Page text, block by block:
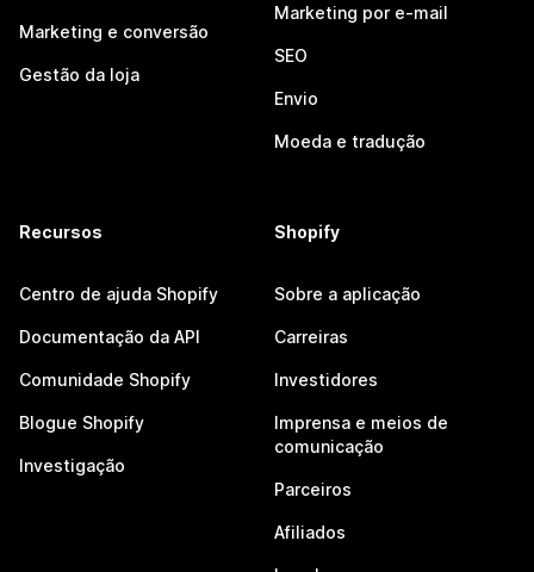
Marketing e conversão
Gestão da loja
Marketing por e-mail
SEO
Envio
Moeda e tradução
Recursos
Centro de ajuda Shopify
Documentação da API
Comunidade Shopify
Blogue Shopify
Investigação
Shopify
Sobre a aplicação
Carreiras
Investidores
Imprensa e meios de
comunicação
Parceiros
Afiliados